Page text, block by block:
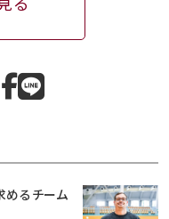
めるチーム